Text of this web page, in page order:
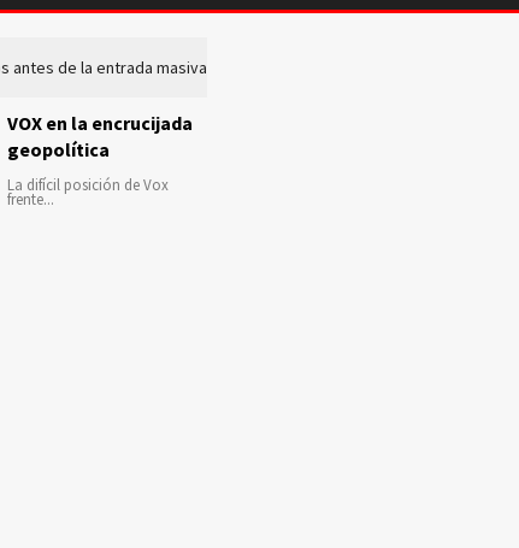
de la entrada masiva de inmigrantes en Ceuta
VOX en la encrucijada
geopolítica
La difícil posición de Vox
frente...